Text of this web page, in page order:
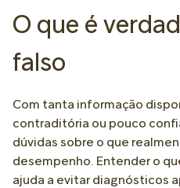
O que é
falso
Com tanta informação
contraditória ou pouco
dúvidas sobre o que
desempenho. Entender o
ajuda a evitar diagnósticos